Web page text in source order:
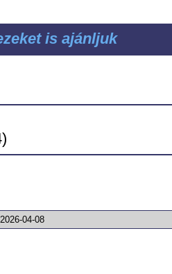
is ajánljuk
2026-04-08